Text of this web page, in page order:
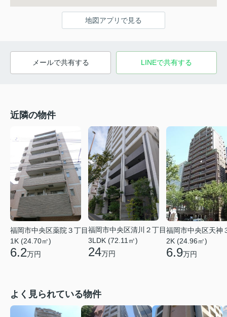
地図アプリで見る
メールで共有する LINEで共有する
近隣の物件
福岡市中央区薬院３丁目
1K (24.70㎡)
6.2万円
福岡市中央区清川２丁目
3LDK (72.11㎡)
24万円
福岡市中央区天神
2K (24.96㎡)
6.9万円
よく見られている物件